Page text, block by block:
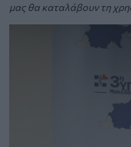
μας θα καταλάβουν τη